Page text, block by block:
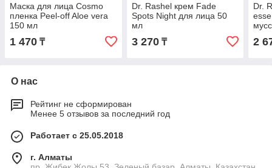
Маска для лица Cosmo
пленка Peel-off Aloe vera
150 мл
1 470 ₸
Dr. Rashel крем Fade
Spots Night для лица 50
мл
3 270₸
Dr.
2
О нас
Рейтинг не сформирован
Менее 5 отзывов за последний год
Работает с 25.05.2018
г. Алматы